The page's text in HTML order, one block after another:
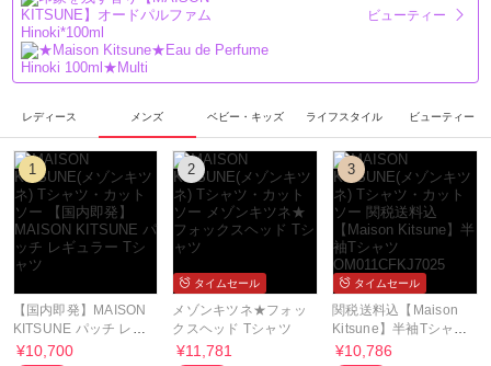
ビューティー
レディース メンズ ベビー・キッズ ライフスタイル ビューティー
1
【国内即発】MAISON
KITSUNE パッチ レギ
ュラー Tシャツ
¥10,700
2
タイムセール
メゾンキツネ★フォッ
クスヘッド Tシャツ
¥11,781
3
タイムセール
関税送料込【Maison
Kitsune】半袖Tシャツ
OM011CFKJ7025
¥10,786